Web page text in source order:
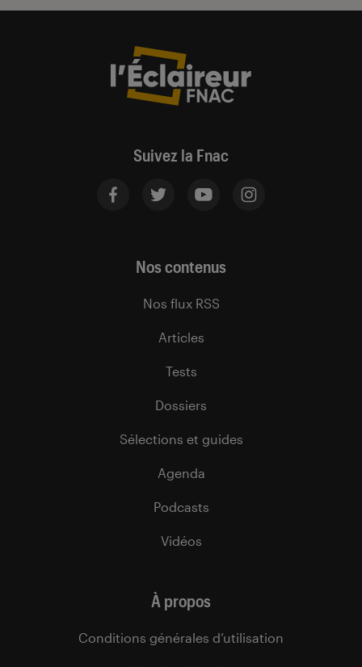
Suivez la Fnac
Nos contenus
Nos flux RSS
Articles
Tests
Dossiers
Sélections et guides
Agenda
Podcasts
Vidéos
À propos
Conditions générales d’utilisation